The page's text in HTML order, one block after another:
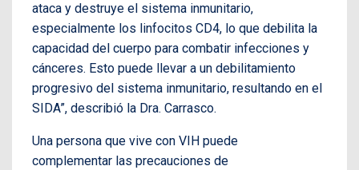
ataca y destruye el sistema inmunitario,
especialmente los linfocitos CD4, lo que debilita la
capacidad del cuerpo para combatir infecciones y
cánceres. Esto puede llevar a un debilitamiento
progresivo del sistema inmunitario, resultando en el
SIDA”, describió la Dra. Carrasco.
Una persona que vive con VIH puede
complementar las precauciones de